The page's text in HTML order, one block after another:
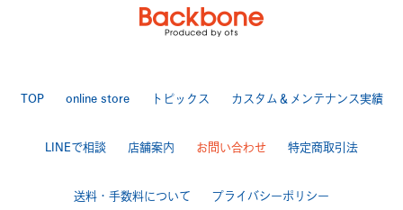
TOP online store トピックス カスタム＆メンテナンス実績
LINEで相談 店舗案内 お問い合わせ 特定商取引法
送料・手数料について プライバシーポリシー